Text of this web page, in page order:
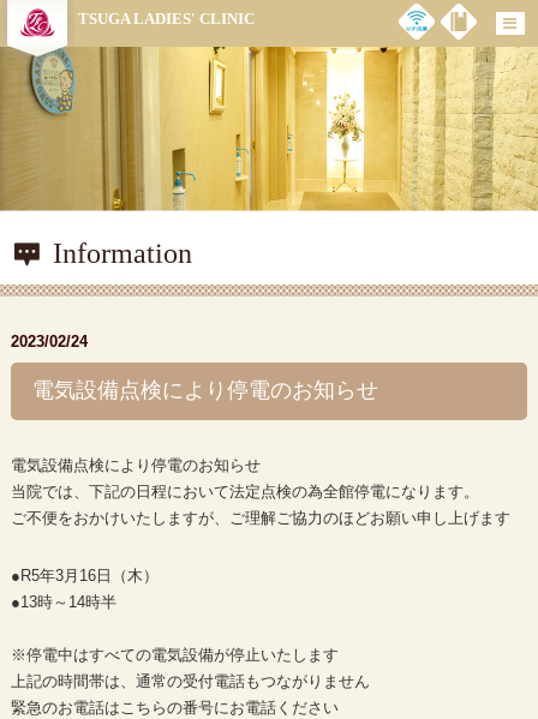
TSUGA LADIES' CLINIC
Information
2023/02/24
電気設備点検により停電のお知らせ
電気設備点検により停電のお知らせ
当院では、下記の日程において法定点検の為全館停電になります。
ご不便をおかけいたしますが、ご理解ご協力のほどお願い申し上げます
●R5年3月16日（木）
●13時～14時半
※停電中はすべての電気設備が停止いたします
上記の時間帯は、通常の受付電話もつながりません
緊急のお電話はこちらの番号にお電話ください